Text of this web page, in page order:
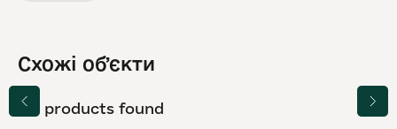
Схожі обʼєкти
No products found